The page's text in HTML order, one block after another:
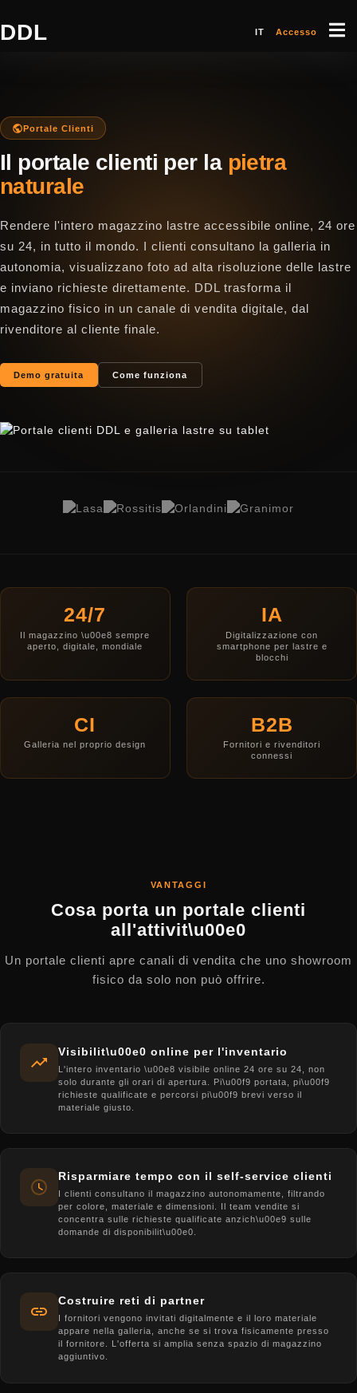
DDL IT Accesso
Portale Clienti
Il portale clienti per la pietra
naturale
Rendere l'intero magazzino lastre accessibile online, 24 ore
su 24, in tutto il mondo. I clienti consultano la galleria in
autonomia, visualizzano foto ad alta risoluzione delle lastre
e inviano richieste direttamente. DDL trasforma il
magazzino fisico in un canale di vendita digitale, dal
rivenditore al cliente finale.
Demo gratuita Come funziona
24/7
Il magazzino \u00e8 sempre
aperto, digitale, mondiale
IA
Digitalizzazione con
smartphone per lastre e
blocchi
CI
Galleria nel proprio design
B2B
Fornitori e rivenditori
connessi
VANTAGGI
Cosa porta un portale clienti
all'attivit\u00e0
Un portale clienti apre canali di vendita che uno showroom
fisico da solo non può offrire.
Visibilit\u00e0 online per l'inventario
L'intero inventario \u00e8 visibile online 24 ore su 24, non
solo durante gli orari di apertura. Pi\u00f9 portata, pi\u00f9
richieste qualificate e percorsi pi\u00f9 brevi verso il
materiale giusto.
Risparmiare tempo con il self-service clienti
I clienti consultano il magazzino autonomamente, filtrando
per colore, materiale e dimensioni. Il team vendite si
concentra sulle richieste qualificate anzich\u00e9 sulle
domande di disponibilit\u00e0.
Costruire reti di partner
I fornitori vengono invitati digitalmente e il loro materiale
appare nella galleria, anche se si trova fisicamente presso
il fornitore. L'offerta si amplia senza spazio di magazzino
aggiuntivo.